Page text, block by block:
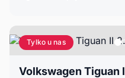
Tylko u nas
Volkswagen Tiguan